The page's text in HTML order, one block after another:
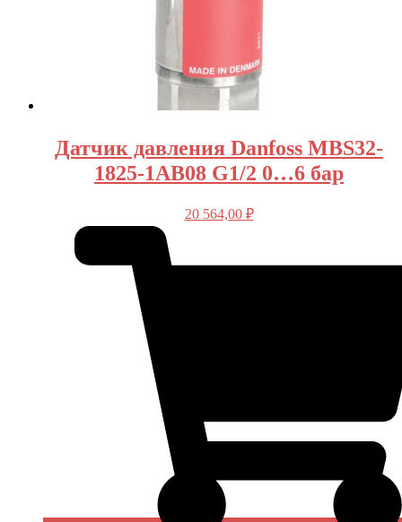
Датчик давления Danfoss MBS32-
1825-1AB08 G1/2 0…6 бар
20 564,00 ₽